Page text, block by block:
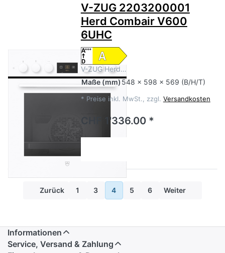
V-ZUG 2203200001
Herd Combair V600
6UHC
V-ZUG Herd…
Maße (mm) 548 x 598 x 569 (B/H/T)
* Preise inkl. MwSt., zzgl. Versandkosten
CHF 1'336.00 *
Zurück 1 3 4 5 6 Weiter
Informationen
Service, Versand & Zahlung